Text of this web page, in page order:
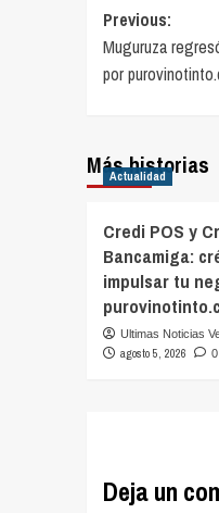
Post
Previous:
Muguruza
por
Más historias
Actualidad
Credi POS y
Bancamiga:
impulsar tu
Ultimas Noticias
agosto 5, 2026 0
Deja un